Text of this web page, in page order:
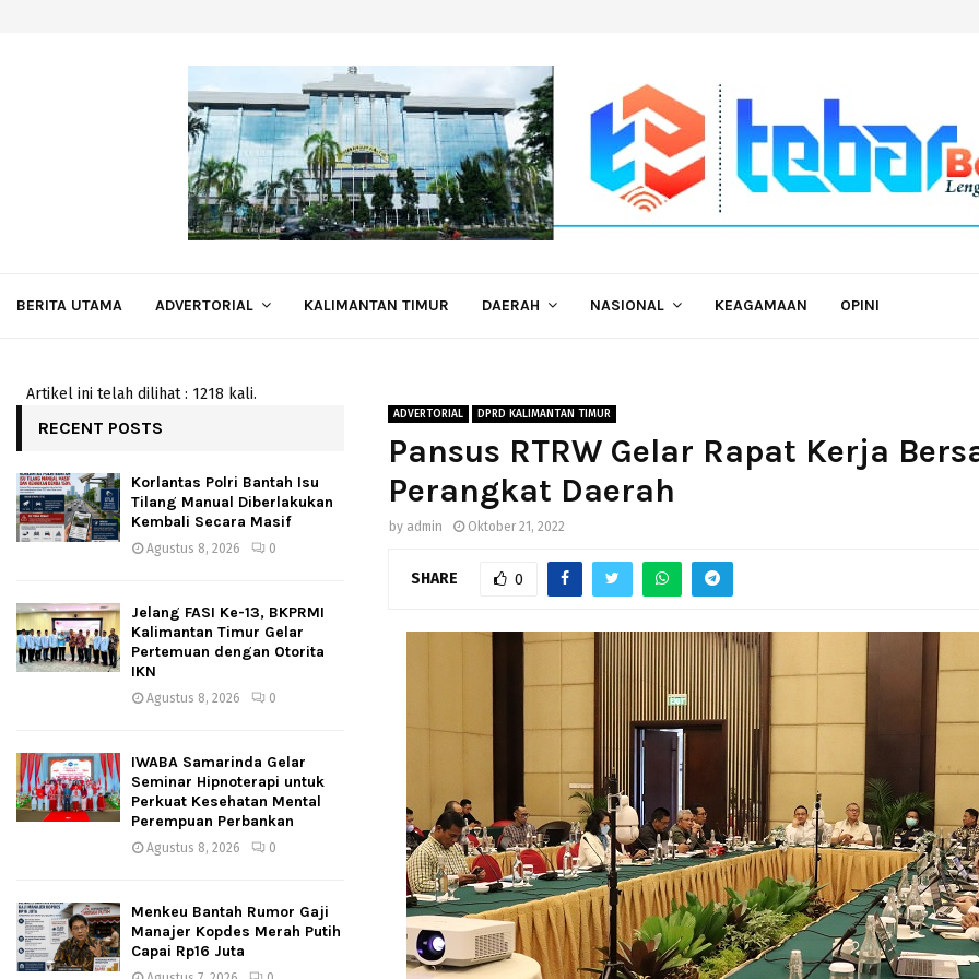
BERITA UTAMA ADVERTORIAL KALIMANTAN TIMUR DAERAH NASIONAL KEAGAMAAN OPINI
Artikel ini telah dilihat : 1218 kali.
ADVERTORIAL DPRD KALIMANTAN TIMUR
Pansus RTRW Gelar Rapat Kerja
Perangkat Daerah
by admin Oktober 21, 2022
SHARE 0
RECENT POSTS
Korlantas Polri Bantah Isu
Tilang Manual Diberlakukan
Kembali Secara Masif
Agustus 8, 2026 0
Jelang FASI Ke-13, BKPRMI
Kalimantan Timur Gelar
Pertemuan dengan Otorita
IKN
Agustus 8, 2026 0
IWABA Samarinda Gelar
Seminar Hipnoterapi untuk
Perkuat Kesehatan Mental
Perempuan Perbankan
Agustus 8, 2026 0
Menkeu Bantah Rumor Gaji
Manajer Kopdes Merah Putih
Capai Rp16 Juta